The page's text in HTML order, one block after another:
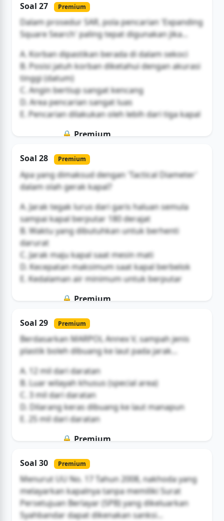
Buka Akses
Soal 27 Premium
Dalam prosedur SAR, pola pencarian 'Expanding
Square Search' paling tepat digunakan jika...
A. Korban dipastikan berada di dalam sekoci
B. Posisi jatuh korban diketahui dengan akurasi
tinggi (datum)
C. Angin bertiup sangat kencang
D. Area pencarian sangat luas
E. Pencarian dilakukan oleh lebih dari tiga kapal
🔒 Premium
Buka Akses
Soal 28 Premium
Apa yang dimaksud dengan 'Tactical Diameter'
dalam olah gerak kapal?
A. Jarak tegak lurus dari garis haluan semula
sampai kapal berputar 180 derajat
B. Waktu yang dibutuhkan untuk berhenti
darurat
C. Jarak maju kapal saat mesin mati
D. Kecepatan maksimum saat kapal berbelok
E. Kedalaman air minimum untuk berputar
🔒 Premium
Buka Akses
Soal 29 Premium
Berdasarkan MARPOL Annex V, sampah jenis
plastik boleh dibuang ke laut pada jarak...
A. 12 mil dari daratan
B. Luar wilayah khusus (special area)
C. 3 mil dari daratan
D. Dilarang keras dibuang ke laut manapun
E. 25 mil dari daratan
🔒 Premium
Buka Akses
Soal 30 Premium
Menurut UU No. 17 Tahun 2008, nakhoda yang
melayarkan kapalnya tanpa memiliki Surat
Persetujuan Berlayar (SPB) yang dikeluarkan
Syahbandar dapat dikenakan sanksi...